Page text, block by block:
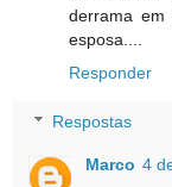
derrama
esposa....
Responder
Respostas
Marco 4